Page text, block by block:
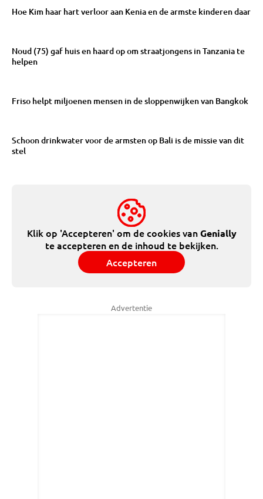
Hoe Kim haar hart verloor aan Kenia en de armste kinderen daar
Noud (75) gaf huis en haard op om straatjongens in Tanzania te
helpen
Friso helpt miljoenen mensen in de sloppenwijken van Bangkok
Schoon drinkwater voor de armsten op Bali is de missie van dit
stel
Klik op 'Accepteren' om de cookies vanGenially
te accepteren en de inhoud te bekijken.
Accepteren
Advertentie